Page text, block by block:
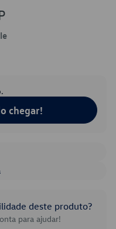
chegar!
deste produto?
para ajudar!